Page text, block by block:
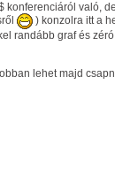
konferenciáról való,
) konzolra itt a
randább graf és
lehet majd